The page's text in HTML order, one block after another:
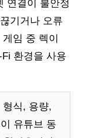
연결이 불안정
기거나 오류
임 중 렉이
환경을 사용
식, 용량,
유튜브 동